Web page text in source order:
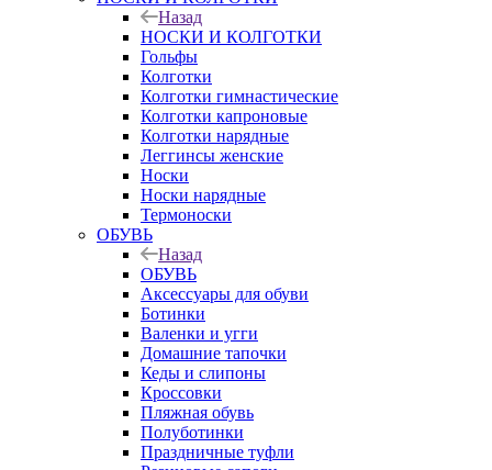
Назад
НОСКИ И КОЛГОТКИ
Гольфы
Колготки
Колготки гимнастические
Колготки капроновые
Колготки нарядные
Леггинсы женские
Носки
Носки нарядные
Термоноски
ОБУВЬ
Назад
ОБУВЬ
Аксессуары для обуви
Ботинки
Валенки и угги
Домашние тапочки
Кеды и слипоны
Кроссовки
Пляжная обувь
Полуботинки
Праздничные туфли